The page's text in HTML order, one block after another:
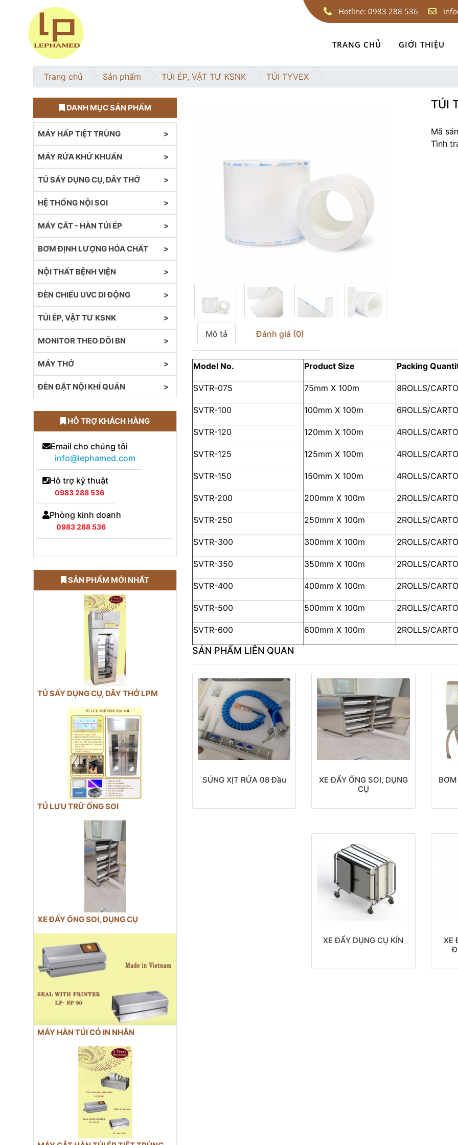
Hotline: 0983 288 536
TRANG CHỦ GIỚI THIỆU
Trang chủ Sản phẩm TÚI ÉP, VẬT TƯ KSNK TÚI TYVEX
DANH MỤC SẢN PHẨM
MÁY HẤP TIỆT TRÙNG
MÁY RỬA KHỬ KHUẨN
TỦ SẤY DỤNG CỤ, DÂY THỞ
HỆ THỐNG NỘI SOI
MÁY CẮT - HÀN TÚI ÉP
BƠM ĐỊNH LƯỢNG HÓA CHẤT
NỘI THẤT BỆNH VIỆN
ĐÈN CHIẾU UVC DI ĐỘNG
TÚI ÉP, VẬT TƯ KSNK
MONITOR THEO DÕI BN
MÁY THỞ
ĐÈN ĐẶT NỘI KHÍ QUẢN
HỖ TRỢ KHÁCH HÀNG
Email cho chúng tôi
info@lephamed.com
Hỗ trợ kỹ thuật
0983 288 536
Phòng kinh doanh
0983 288 536
SẢN PHẨM MỚI NHẤT
TỦ SẤY DỤNG CỤ, DÂY THỞ LPM
TỦ LƯU TRỮ ỐNG SOI
XE ĐẨY ỐNG SOI, DỤNG CỤ
MÁY HÀN TÚI CÓ IN NHÃN
TÚI
Mã
Tình
Mô tả Đánh giá (0)
Model No. Product Size Packing
SVTR-075 75mm X 100m 8ROLLS/
SVTR-100 100mm X 100m 6ROLLS/
SVTR-120 120mm X 100m 4ROLLS/
SVTR-125 125mm X 100m 4ROLLS/
SVTR-150 150mm X 100m 4ROLLS/
SVTR-200 200mm X 100m 2ROLLS/
SVTR-250 250mm X 100m 2ROLLS/
SVTR-300 300mm X 100m 2ROLLS/
SVTR-350 350mm X 100m 2ROLLS/
SVTR-400 400mm X 100m 2ROLLS/
SVTR-500 500mm X 100m 2ROLLS/
SVTR-600 600mm X 100m 2ROLLS/
SẢN PHẨM LIÊN QUAN
SÚNG XỊT RỬA 08 Đầu
XE ĐẨY ỐNG SOI, DỤNG
CỤ
XE ĐẨY DỤNG CỤ KÍN
XE